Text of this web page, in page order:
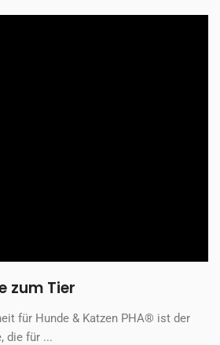
zum Tier
für Hunde & Katzen PHA® ist der
die für ...